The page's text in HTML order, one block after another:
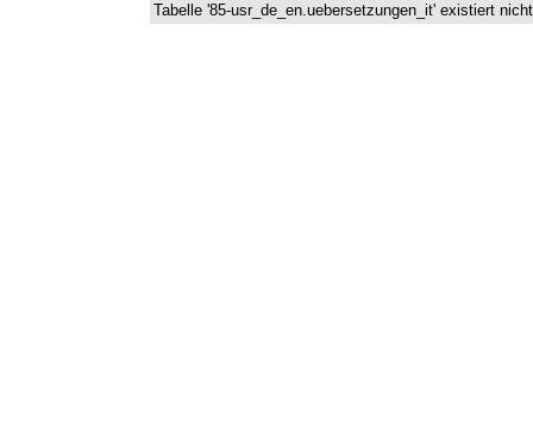
Tabelle '85-usr_de_en.uebersetzungen_it' existiert nicht